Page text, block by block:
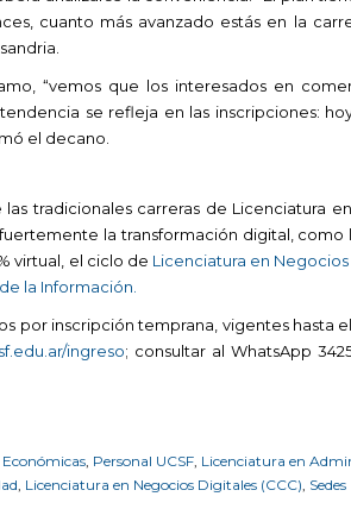
cuanto más avanzado estás en la
“vemos que los interesados en
se refleja en las inscripciones:
el decano.
tradicionales carreras de Licenciatura
la transformación digital, como
virtual, el ciclo de Licenciatura en
la Información.
por inscripción temprana, vigentes hasta
ingreso; consultar al WhatsApp
Económicas Personal UCSF Licenciatura en
Licenciatura en Negocios Digitales (CCC) Sedes